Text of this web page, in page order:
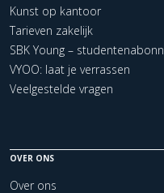
Kunst op kantoor
Tarieven zakelijk
SBK Young –
VYOO: laat je verrassen
Veelgestelde vragen
OVER ONS
Over ons